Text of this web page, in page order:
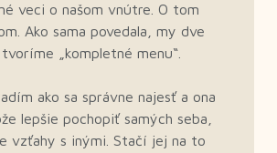
veci o našom vnútre. O tom
Ako sama povedala, my dve
„kompletné menu“.
ako sa správne najesť a ona
lepšie pochopiť samých seba,
vzťahy s inými. Stačí jej na to